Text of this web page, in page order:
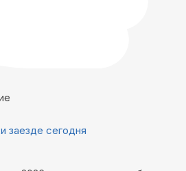
заезде сегодня